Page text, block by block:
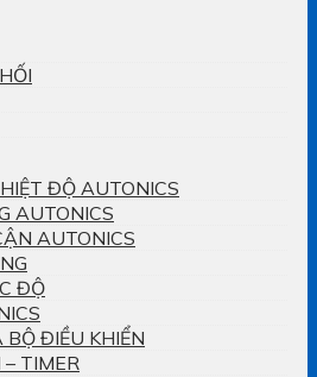
ĐỘ AUTONICS
AUTONICS
AUTONICS
ĐỘ
BỘ ĐIỀU KHIỂN
– TIMER